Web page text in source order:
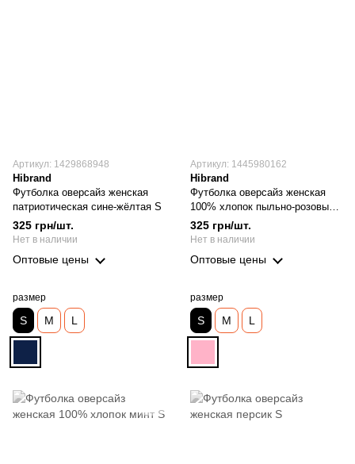
Артикул: 1429868948
Hibrand
Футболка оверсайз женская
патриотическая сине-жёлтая S
325 грн/шт.
Нет в наличии
Оптовые цены
размер
S M L
Артикул: 1445980162
Hibrand
Футболка оверсайз женская
100% хлопок пыльно-розовый
S
325 грн/шт.
Нет в наличии
Оптовые цены
размер
S M L